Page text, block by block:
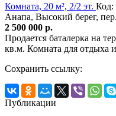
Комната, 20 м², 2/2 эт. Код:
Анапа, Высокий берег,
2 500 000 р.
Продается баталерка на
кв.м. Комната для отдыха
Сохранить ссылку:
Публикации